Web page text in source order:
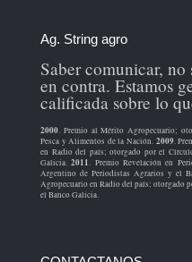
Ag. String agro
Saber comunicar,
en contra. Estamos
calificada sobre lo
2000. Premio al Mérito Agropecuario;
Pesca y Alimentos de la Nación. 2009.
en Radio del país; otorgado por el
Galicia.2011. Premio Revelación en
Argentino de Periodistas Agrarios y el
Agropecuario en Radio del país; otorgado
el Banco Galicia.